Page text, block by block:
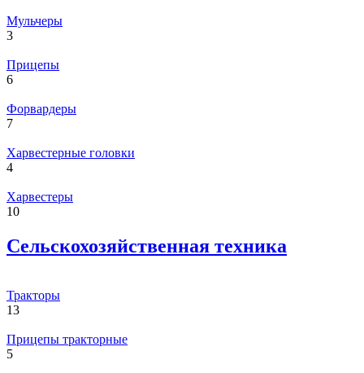
Мульчеры
3
Прицепы
6
Форвардеры
7
Харвестерные головки
4
Харвестеры
10
Сельскохозяйственная техника
Тракторы
13
Прицепы тракторные
5